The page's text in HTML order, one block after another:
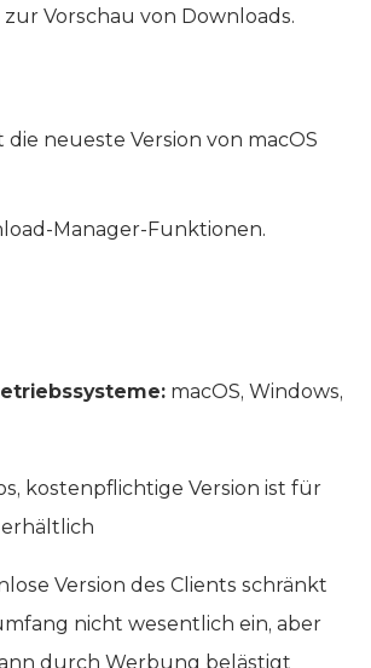
Vorschau von Downloads.
neueste Version von macOS
Manager-Funktionen.
macOS, Windows,
kostenpflichtige Version ist für
erhältlich
Version des Clients schränkt
nicht wesentlich ein, aber
durch Werbung belästigt